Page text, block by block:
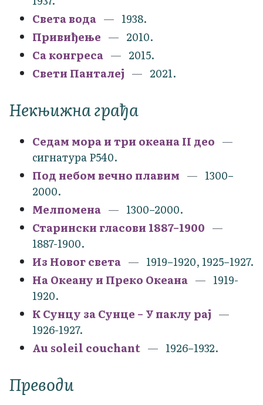
Света вода
1938.
Привиђење
2010.
Са конгреса
2015.
Свети Панталеј
2021.
Некњижна грађа
Седам мора и три океана II део
сигнатура Р540.
Под небом вечно плавим
1300–
2000.
Мелпомена
1300–2000.
Старински гласови 1887–1900
1887-1900.
Из Новог света
1919–1920, 1925–1927.
На Океану и Преко Океана
1919-
1920.
К Сунцу за Сунце – У паклу рај
1926-1927.
Au soleil couchant
1926–1932.
Преводи